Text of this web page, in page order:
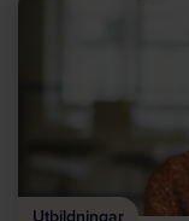
Utbildningar